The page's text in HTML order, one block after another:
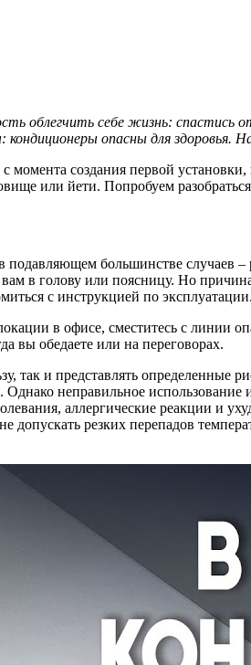
облегчить себе жизнь:
опасны для здоровья.
с момента создания первой
или йети. Попробуем
большинстве случаев
в голову или поясницу. Но
с инструкцией по эксплуатации.
в офисе, сместитесь с линии
вы обедаете или на переговорах.
так и представлять
неправильное использование
аллергические реакции и
допускать резких перепадов